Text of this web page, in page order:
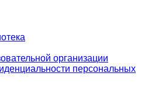
организации
персональных